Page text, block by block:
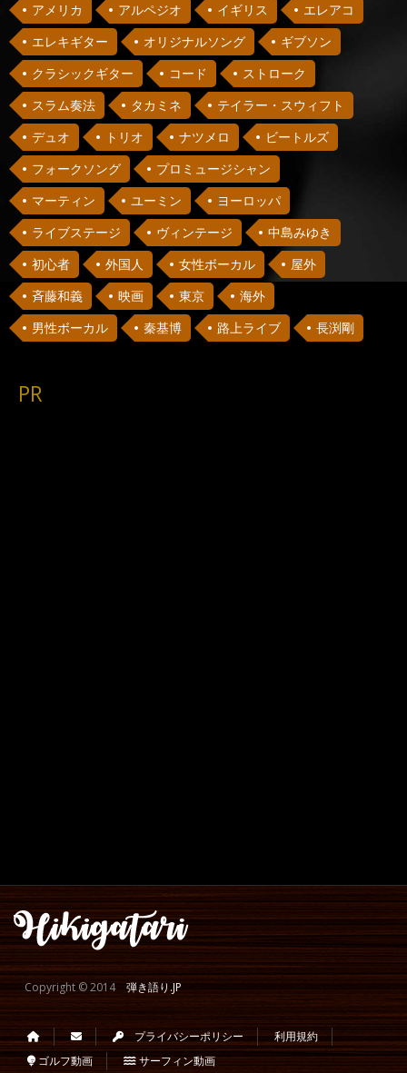
アメリカ
アルペジオ イギリス
エレアコ
エレキギター
オリジナルソング
ギブソン
クラシックギター
コード
ストローク
スラム奏法
タカミネ
テイラー・スウィフト
デュオ
トリオ ナツメロ
ビートルズ
フォークソング
プロミュージシャン
マーティン
ユーミン
ヨーロッパ
ライブステージ
ヴィンテージ
中島みゆき
初心者
外国人 女性ボーカル
屋外
斉藤和義
映画 東京
海外
男性ボーカル
秦基博 路上ライブ 長渕剛
PR
Copyright © 2014 弾き語り.JP
プライバシーポリシー
利用規約
ゴルフ動画
サーフィン動画